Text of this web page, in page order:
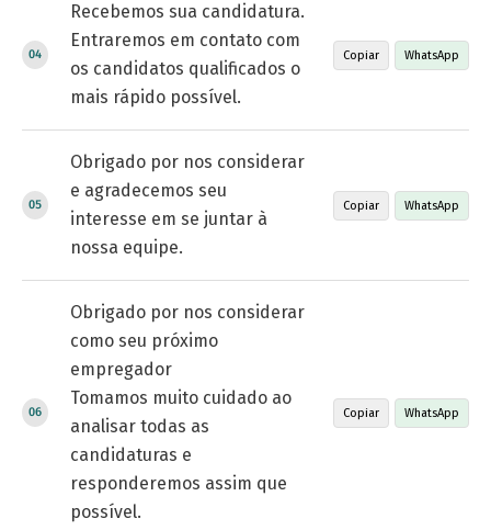
Recebemos sua candidatura.
Entraremos em contato com
os candidatos qualificados o
mais rápido possível.
Copiar WhatsApp
Obrigado por nos considerar
e agradecemos seu
interesse em se juntar à
nossa equipe.
Copiar WhatsApp
Obrigado por nos considerar
como seu próximo
empregador
Tomamos muito cuidado ao
analisar todas as
candidaturas e
responderemos assim que
possível.
Copiar WhatsApp